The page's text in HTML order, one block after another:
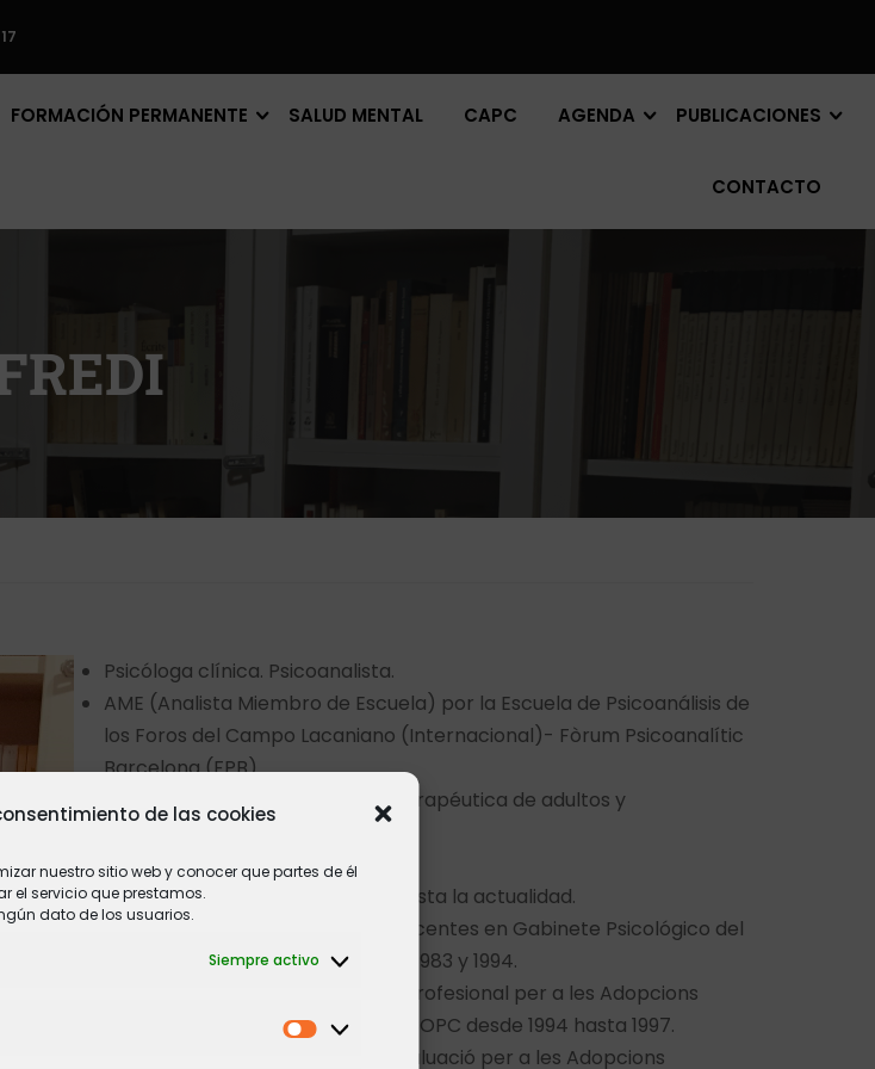
de las cookies
nuestro sitio web y conocer que partes de él
el servicio que prestamos.
dato de los usuarios.
Siempre activo
FORMACIÓN PERMANENTE SALUD MENTAL CAPC AGENDA PUBLICACIONES
CONTACTO
Psicóloga clínica. Psicoanalista.
AME (Analista Miembro de Escuela) por la Escuela de Psicoanálisis de
los Foros del Campo Lacaniano (Internacional)- Fòrum Psicoanalític
Barcelona (FPB).
Atención psicoanalítica y psicoterapéutica de adultos y
Práctica privada de la profesión.
Supervisora clínica desde 1985 hasta la actualidad.
Psicoterapeuta de niños y adolescentes en Gabinete Psicológico del
Ajuntament de La Llagosta entre 1983 y 1994.
Miembro del Torn d’Intervenció Profesional per a les Adopcions
Nacionals i internacionals por el COPC desde 1994 hasta 1997.
Miembro del Comitè Tècnic d’Avaluació per a les Adopcions